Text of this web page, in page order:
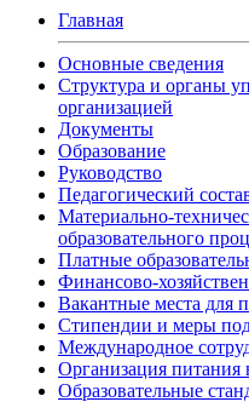
Главная
Основные сведения
Структура и органы
организацией
Документы
Образование
Руководство
Педагогический
Материально-
образовательного
Платные
Финансово-
Вакантные места для
Стипендии и меры
Международное
Организация питания
Образовательные